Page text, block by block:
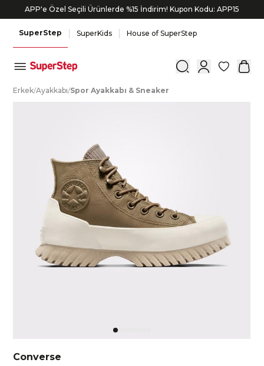
APP'e Özel Seçili Ürünlerde %15 İndirim! Kupon Kodu: APP15
SuperStep SuperKids House of SuperStep
0
Erkek/Ayakkabı/Spor Ayakkabı & Sneaker
Converse